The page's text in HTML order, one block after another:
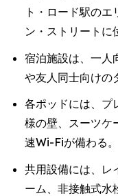
ト・ロード駅の
ン・ストリートに
宿泊施設は、一人
や友人同士向けの
各ポッドには、プ
様の壁、スーツケ
速Wi-Fiが備わる。
共用設備には、レ
ーム、非接触式水